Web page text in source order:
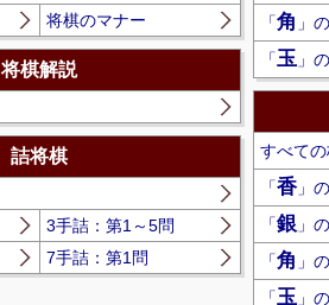
将棋のマナー
将棋解説
詰将棋
3手詰：第1～5問
7手詰：第1問
「角 」
「玉 」
すべて
「香」
「銀 」
「角 」
「玉 」